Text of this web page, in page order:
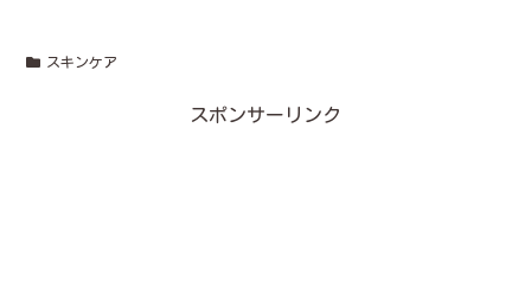
スキンケア
スポンサーリンク